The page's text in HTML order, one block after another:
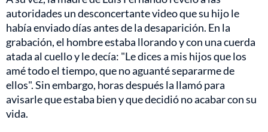
autoridades un desconcertante video que su hijo le
había enviado días antes de la desaparición. En la
grabación, el hombre estaba llorando y con una cuerda
atada al cuello y le decía: "Le dices a mis hijos que los
amé todo el tiempo, que no aguanté separarme de
ellos". Sin embargo, horas después la llamó para
avisarle que estaba bien y que decidió no acabar con su
vida.